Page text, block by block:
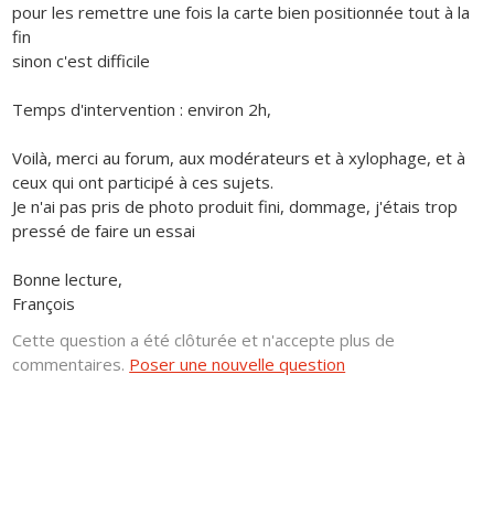
pour les remettre une fois la carte bien positionnée tout à la
fin
sinon c'est difficile
Temps d'intervention : environ 2h,
Voilà, merci au forum, aux modérateurs et à xylophage, et à
ceux qui ont participé à ces sujets.
Je n'ai pas pris de photo produit fini, dommage, j'étais trop
pressé de faire un essai
Bonne lecture,
François
Cette question a été clôturée et n'accepte plus de
commentaires. Poser une nouvelle question